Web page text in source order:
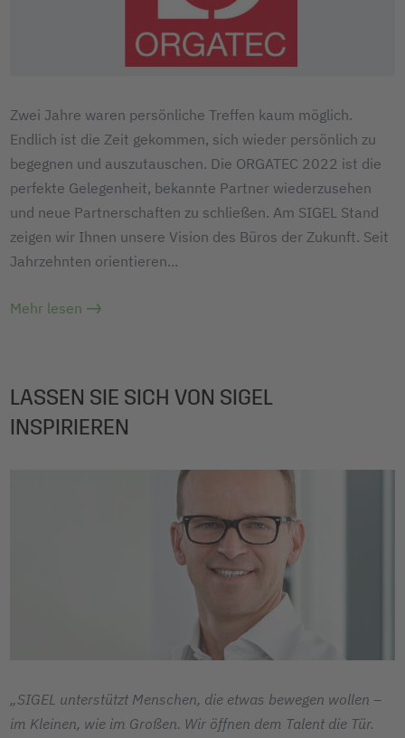
Zwei Jahre waren persönliche Treffen kaum möglich.
Endlich ist die Zeit gekommen, sich wieder persönlich zu
begegnen und auszutauschen. Die ORGATEC 2022 ist die
perfekte Gelegenheit, bekannte Partner wiederzusehen
und neue Partnerschaften zu schließen. Am SIGEL Stand
zeigen wir Ihnen unsere Vision des Büros der Zukunft. Seit
Jahrzehnten orientieren...
Mehr lesen
LASSEN SIE SICH VON SIGEL
INSPIRIEREN
„SIGEL unterstützt Menschen, die etwas bewegen wollen –
im Kleinen, wie im Großen. Wir öffnen dem Talent die Tür.